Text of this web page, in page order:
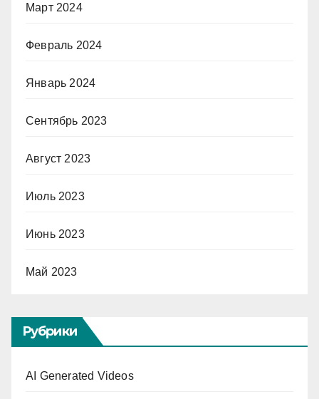
Март 2024
Февраль 2024
Январь 2024
Сентябрь 2023
Август 2023
Июль 2023
Июнь 2023
Май 2023
Рубрики
AI Generated Videos